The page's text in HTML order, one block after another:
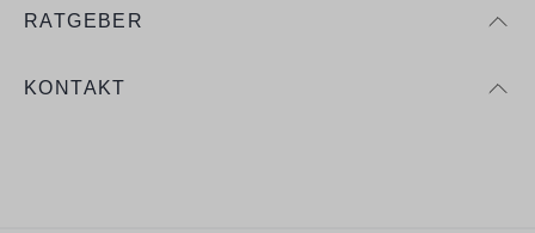
RATGEBER
KONTAKT